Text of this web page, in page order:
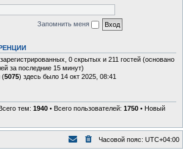
Запомнить меня
0 скрытых и 211 гостей (основано
за последние 15 минут)
(5075) здесь было 14 окт 2025, 08:41
тем: 1940 • Всего пользователей: 1750 • Новый
Часовой пояс: UTC+04:00